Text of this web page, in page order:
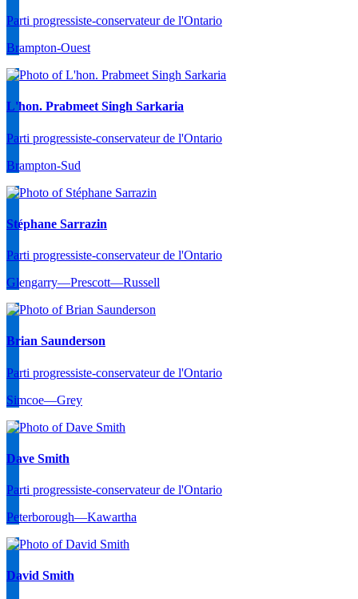
Parti progressiste-conservateur de l'Ontario
Brampton-Ouest
L'hon. Prabmeet Singh Sarkaria
Parti progressiste-conservateur de l'Ontario
Brampton-Sud
Stéphane Sarrazin
Parti progressiste-conservateur de l'Ontario
Glengarry—Prescott—Russell
Brian Saunderson
Parti progressiste-conservateur de l'Ontario
Simcoe—Grey
Dave Smith
Parti progressiste-conservateur de l'Ontario
Peterborough—Kawartha
David Smith